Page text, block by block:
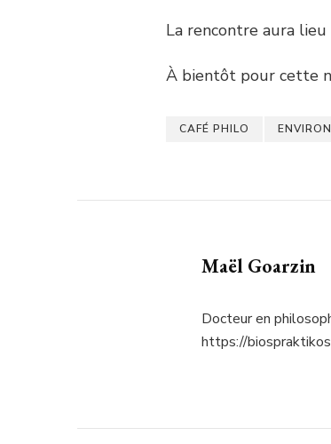
La rencontre aura lieu
À bientôt pour cette
CAFÉ PHILO
Maël Goarzin
Docteur en
https://